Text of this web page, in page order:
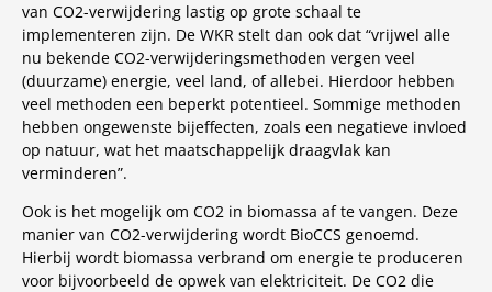
van CO2-verwijdering lastig op grote schaal te
implementeren zijn. De WKR stelt dan ook dat “vrijwel alle
nu bekende CO2-verwijderingsmethoden vergen veel
(duurzame) energie, veel land, of allebei. Hierdoor hebben
veel methoden een beperkt potentieel. Sommige methoden
hebben ongewenste bijeffecten, zoals een negatieve invloed
op natuur, wat het maatschappelijk draagvlak kan
verminderen”.
Ook is het mogelijk om CO2 in biomassa af te vangen. Deze
manier van CO2-verwijdering wordt BioCCS genoemd.
Hierbij wordt biomassa verbrand om energie te produceren
voor bijvoorbeeld de opwek van elektriciteit. De CO2 die